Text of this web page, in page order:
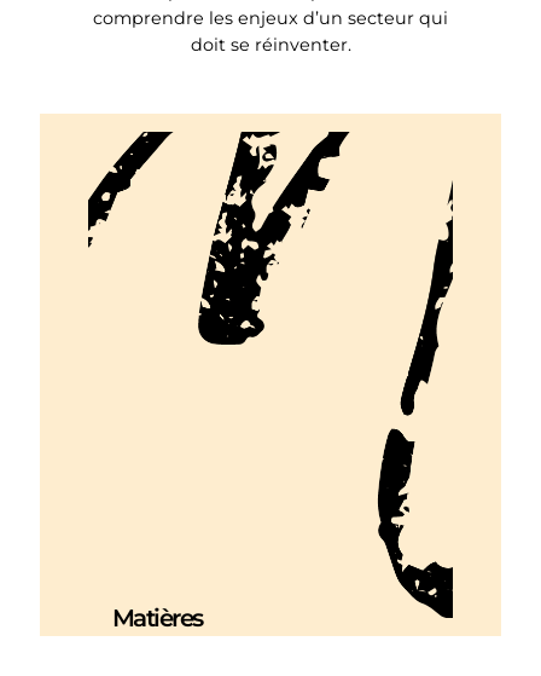
comprendre les enjeux d’un secteur qui
doit se réinventer.
Matières